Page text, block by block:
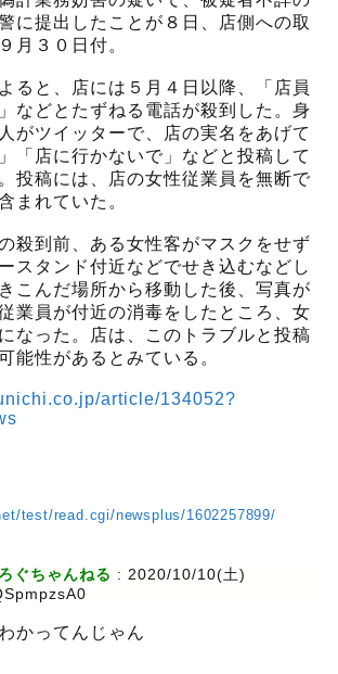
に提出したことが８日、店側への取
月３０日付。
ると、店には５月４日以降、「店員
などとたずねる電話が殺到した。身
がツイッターで、店の実名をあげて
「店に行かないで」などと投稿して
投稿には、店の女性従業員を無断で
まれていた。
殺到前、ある女性客がマスクをせず
スタンド付近などでせき込むなどし
こんだ場所から移動した後、写真が
業員が付近の消毒をしたところ、女
なった。店は、このトラブルと投稿
能性があるとみている。
article/134052?
test/read.cgi/newsplus/1602257899/
ぐちゃんねる : 2020/10/10(土)
かってんじゃん